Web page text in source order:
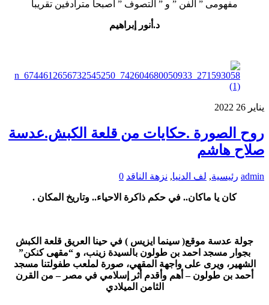
مفهومى ” الفن ” و ” التصوف ” اصبحا مترادفين تقريبا
د.أنور إبراهيم
يناير 26
2022
روح الصورة .حكايات من قلعة الكبش.عدسة
صلاح هاشم
admin رئيسية, لف الدنيا, نزهة الناقد 0
كان يا ماكان.. في حكم ذاكرة الاحياء.. وتاريخ المكان .
جولة عدسة موقع( سينما ايزيس ) في حينا العريق قلعة الكبش
بجوار مسجد احمد بن طولون بالسيدة زينب، و “مقهى كنكن”
الشهير، ويرى على واجهة المقهي، صورة لملعب طفولتنا مسجد
أحمد بن طولون – أهم وأقدم أثر إسلامي في مصر – من القرن
الثامن الميلادي